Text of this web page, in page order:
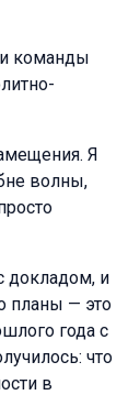
команды
Я
волны,
докладом, и
планы — это
года с
что
в